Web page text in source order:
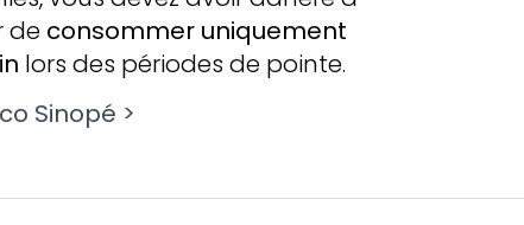
de consommer uniquement
lors des périodes de pointe.
Sinopé >